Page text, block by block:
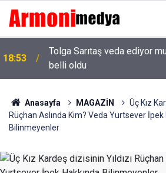
18:53
Tolga Sarıtaş veda ediyor
belli oldu
Anasayfa MAGAZİN
Üç Kız
Rüçhan Aslında Kim? Veda Yurtsever İpek
Bilinmeyenler